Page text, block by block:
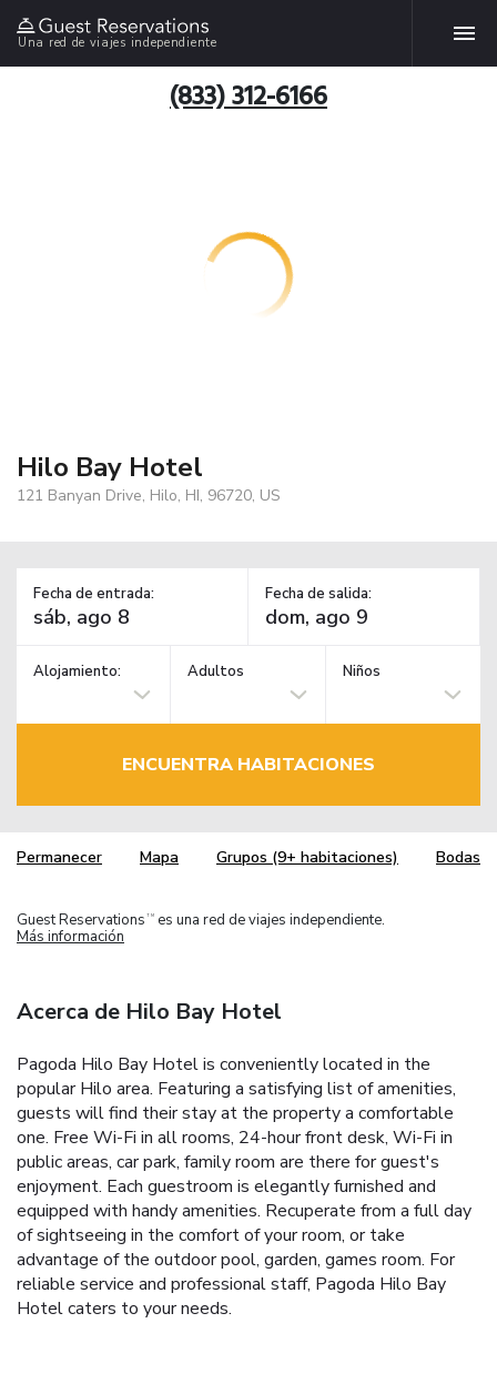
Una red de viajes independiente
(833) 312-6166
Hilo Bay Hotel
121 Banyan Drive, Hilo, HI, 96720, US
Fecha de entrada: Fecha de salida:
Alojamiento: Adultos Niños
ENCUENTRA HABITACIONES
Permanecer Mapa Grupos (9+ habitaciones) Bodas
Guest Reservations TM
es una red de viajes independiente.
Más información
Acerca de Hilo Bay Hotel
Pagoda Hilo Bay Hotel is conveniently located in the
popular Hilo area. Featuring a satisfying list of amenities,
guests will find their stay at the property a comfortable
one. Free Wi-Fi in all rooms, 24-hour front desk, Wi-Fi in
public areas, car park, family room are there for guest's
enjoyment. Each guestroom is elegantly furnished and
equipped with handy amenities. Recuperate from a full day
of sightseeing in the comfort of your room, or take
advantage of the outdoor pool, garden, games room. For
reliable service and professional staff, Pagoda Hilo Bay
Hotel caters to your needs.